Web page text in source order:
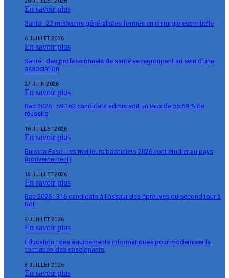
En savoir plus
Santé : 22 médecins généralistes formés en chirurgie essentielle
6 JUILLET 2026
En savoir plus
Santé : des professionnels de santé se regroupent au sein d’une
association
27 JUIN 2026
En savoir plus
Bac 2026 : 59 162 candidats admis soit un taux de 55,69 % de
réussite
16 JUILLET 2026
En savoir plus
Burkina Faso : les meilleurs bacheliers 2026 vont étudier au pays
(gouvernement)
15 JUILLET 2026
En savoir plus
Bac 2026 : 316 candidats à l’assaut des épreuves du second tour à
Bol
9 JUILLET 2026
En savoir plus
Éducation : des équipements informatiques pour moderniser la
formation des enseignants
8 JUILLET 2026
En savoir plus